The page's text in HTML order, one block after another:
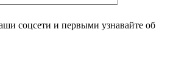
соцсети и первыми узнавайте об